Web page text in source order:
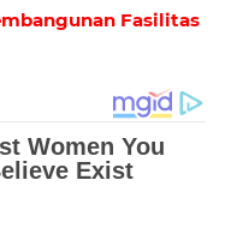
Fasilitas